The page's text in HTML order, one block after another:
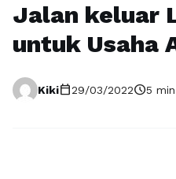
Jalan keluar
untuk Usaha
Kikicalendar_today29/03/2022schedule5